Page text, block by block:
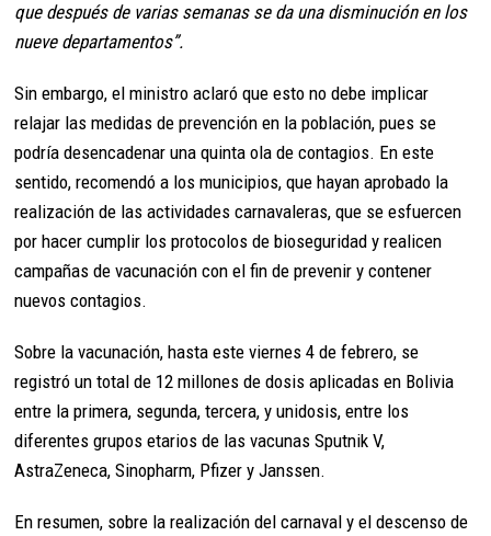
que después de varias semanas se da una disminución en los
nueve departamentos”.
Sin embargo, el ministro aclaró que esto no debe implicar
relajar las medidas de prevención en la población, pues se
podría desencadenar una quinta ola de contagios. En este
sentido, recomendó a los municipios, que hayan aprobado la
realización de las actividades carnavaleras, que se esfuercen
por hacer cumplir los protocolos de bioseguridad y realicen
campañas de vacunación con el fin de prevenir y contener
nuevos contagios.
Sobre la vacunación, hasta este viernes 4 de febrero, se
registró un total de 12 millones de dosis aplicadas en Bolivia
entre la primera, segunda, tercera, y unidosis, entre los
diferentes grupos etarios de las vacunas Sputnik V,
AstraZeneca, Sinopharm, Pfizer y Janssen.
En resumen, sobre la realización del carnaval y el descenso de